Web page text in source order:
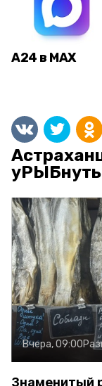
А24 в MAX
Вчера, 09:00
Знаменитый